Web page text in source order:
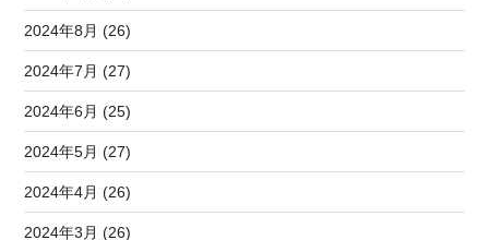
2024年8月 (26)
2024年7月 (27)
2024年6月 (25)
2024年5月 (27)
2024年4月 (26)
2024年3月 (26)